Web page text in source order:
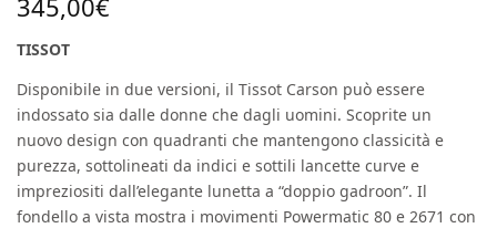
TISSOT
Disponibile in due versioni, il Tissot Carson può essere
indossato sia dalle donne che dagli uomini. Scoprite un
nuovo design con quadranti che mantengono classicità e
purezza, sottolineati da indici e sottili lancette curve e
impreziositi dall’elegante lunetta a “doppio gadroon”. Il
fondello a vista mostra i movimenti Powermatic 80 e 2671 con